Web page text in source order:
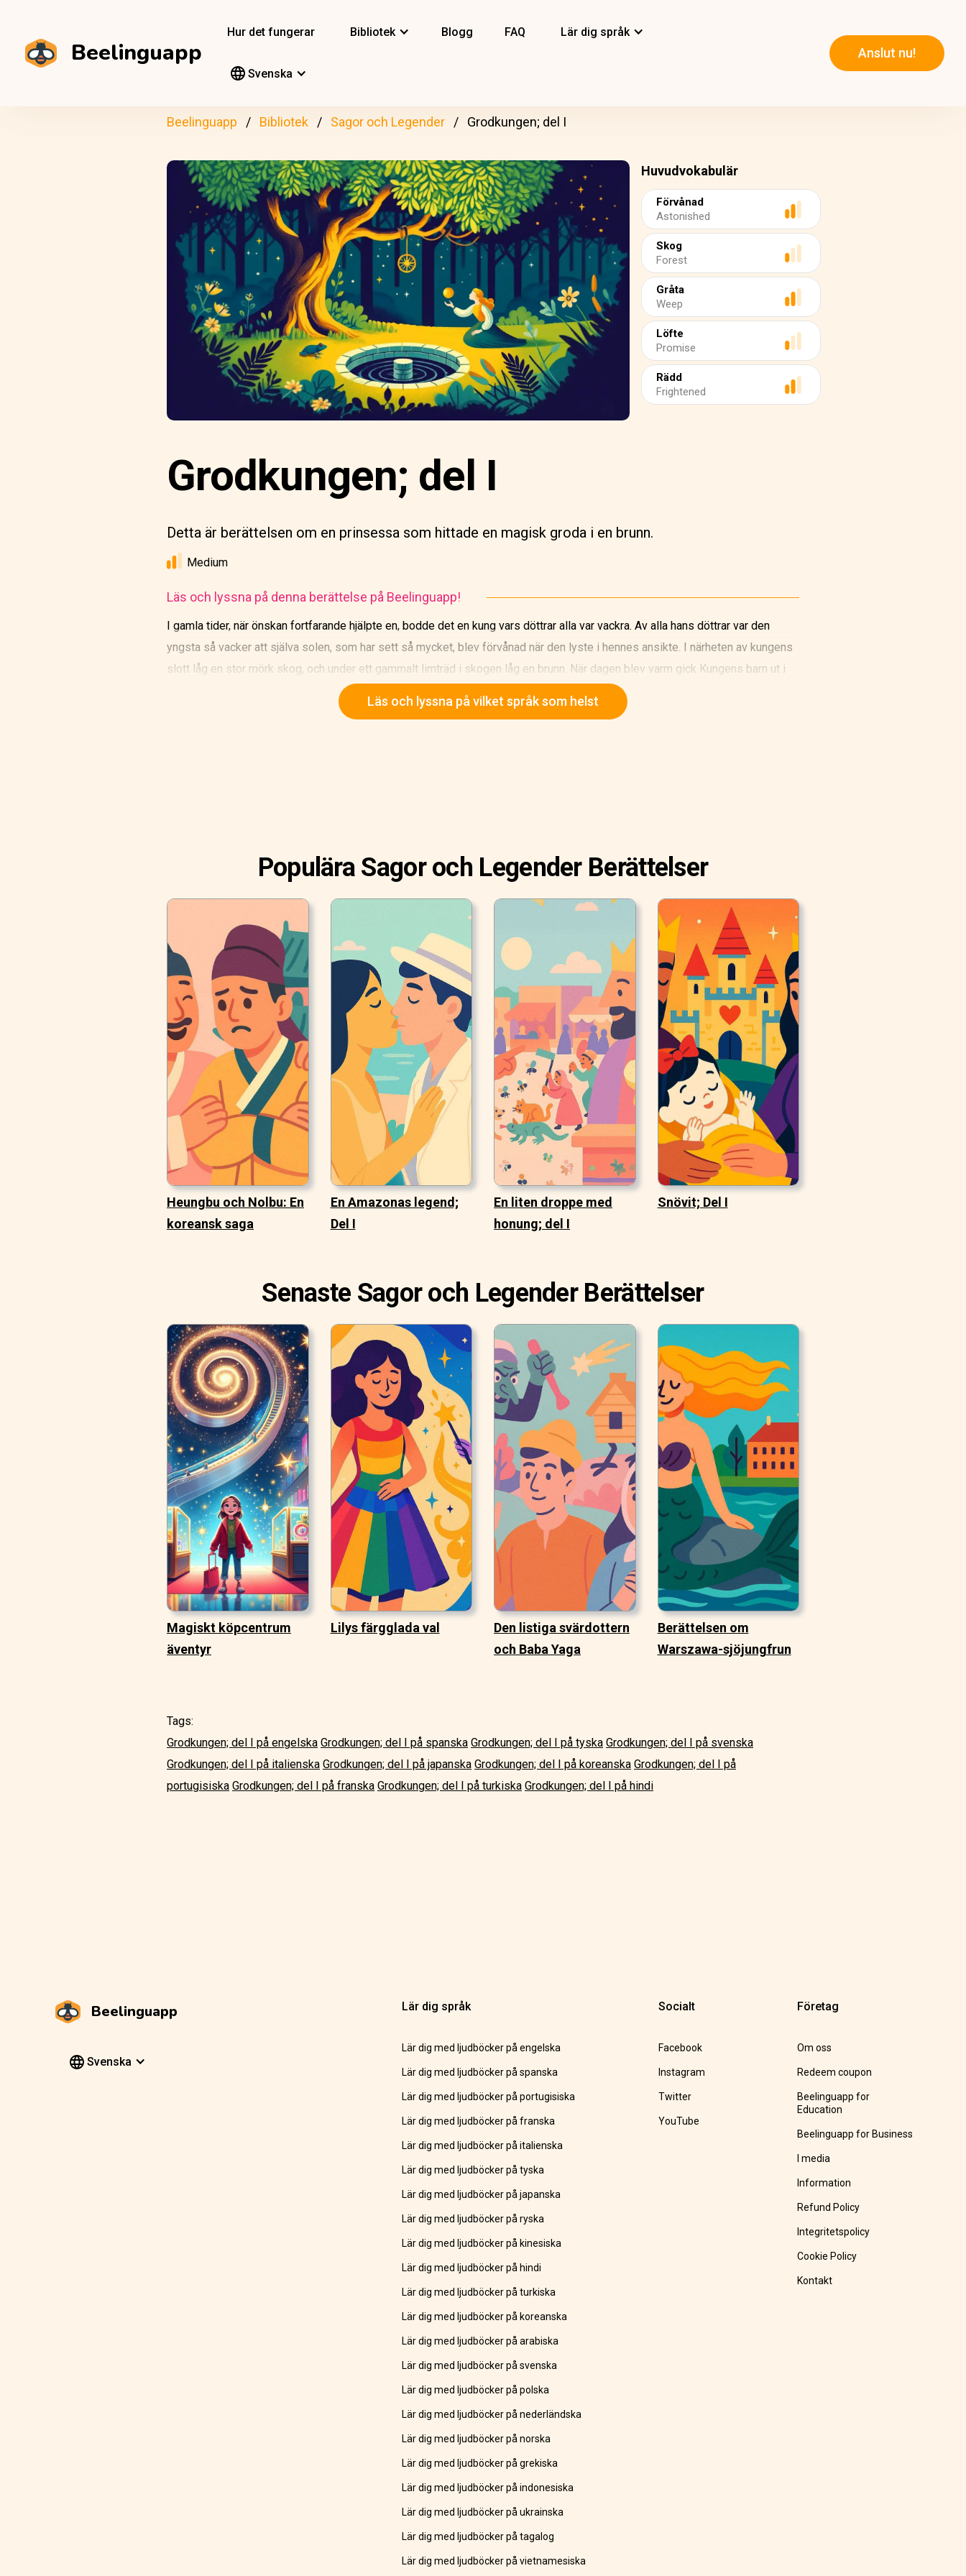
Beelinguapp
Hur det fungerar Bibliotek Blogg FAQ Lär dig språk
Svenska
Anslut nu!
Beelinguapp Bibliotek Sagor och Legender Grodkungen; del I
Huvudvokabulär
Förvånad
Astonished
Skog
Forest
Gråta
Weep
Löfte
Promise
Rädd
Frightened
Grodkungen; del I
Detta är berättelsen om en prinsessa som hittade en magisk groda i en brunn.
Medium
Läs och lyssna på denna berättelse på Beelinguapp!
I gamla tider, när önskan fortfarande hjälpte en, bodde det en kung vars döttrar alla var vackra. Av alla hans döttrar var den
yngsta så vacker att själva solen, som har sett så mycket, blev förvånad när den lyste i hennes ansikte. I närheten av kungens
slott låg en stor mörk skog, och under ett gammalt limträd i skogen låg en brunn. När dagen blev varm gick Kungens barn ut i
skogen och satte sig vid sidan av den svala fontänen. När hon blev matt tog hon en gyllene boll och kastade den högt och
fångade den. Denna bollen var hennes favoritleksak. Nu föll prinsessans gyllene boll vid ett tillfälle inte i den lilla handen som
Läs och lyssna på vilket språk som helst
Populära Sagor och Legender Berättelser
Heungbu och Nolbu: En
koreansk saga
En Amazonas legend;
Del I
En liten droppe med
honung; del I
Snövit; Del I
Senaste Sagor och Legender Berättelser
Magiskt köpcentrum
äventyr
Lilys färgglada val
Den listiga svärdottern
och Baba Yaga
Berättelsen om
Warszawa-sjöjungfrun
Tags:
Grodkungen; del I på engelska Grodkungen; del I på spanska Grodkungen; del I på tyska Grodkungen; del I på svenska
Grodkungen; del I på italienska Grodkungen; del I på japanska Grodkungen; del I på koreanska Grodkungen; del I på
portugisiska Grodkungen; del I på franska Grodkungen; del I på turkiska Grodkungen; del I på hindi
Beelinguapp
Svenska
Lär dig språk
Lär dig med ljudböcker på engelska
Lär dig med ljudböcker på spanska
Lär dig med ljudböcker på portugisiska
Lär dig med ljudböcker på franska
Lär dig med ljudböcker på italienska
Lär dig med ljudböcker på tyska
Lär dig med ljudböcker på japanska
Lär dig med ljudböcker på ryska
Lär dig med ljudböcker på kinesiska
Lär dig med ljudböcker på hindi
Lär dig med ljudböcker på turkiska
Lär dig med ljudböcker på koreanska
Lär dig med ljudböcker på arabiska
Lär dig med ljudböcker på svenska
Lär dig med ljudböcker på polska
Lär dig med ljudböcker på nederländska
Lär dig med ljudböcker på norska
Lär dig med ljudböcker på grekiska
Lär dig med ljudböcker på indonesiska
Lär dig med ljudböcker på ukrainska
Lär dig med ljudböcker på tagalog
Lär dig med ljudböcker på vietnamesiska
Socialt
Facebook
Instagram
Twitter
YouTube
Företag
Om oss
Redeem coupon
Beelinguapp for
Education
Beelinguapp for Business
I media
Information
Refund Policy
Integritetspolicy
Cookie Policy
Kontakt